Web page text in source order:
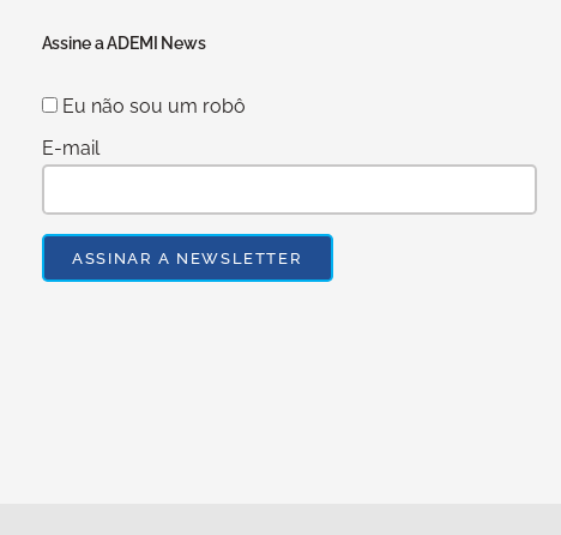
Assine a ADEMI News
Eu não sou um robô
E-mail